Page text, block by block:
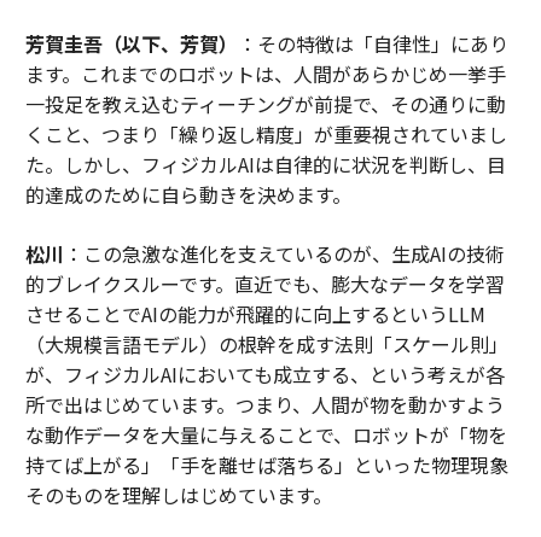
芳賀圭吾（以下、芳賀）
：その特徴は「自律性」にあり
ます。これまでのロボットは、人間があらかじめ一挙手
一投足を教え込むティーチングが前提で、その通りに動
くこと、つまり「繰り返し精度」が重要視されていまし
た。しかし、フィジカルAIは自律的に状況を判断し、目
的達成のために自ら動きを決めます。
松川 ：この急激な進化を支えているのが、生成AIの技術
的ブレイクスルーです。直近でも、膨大なデータを学習
させることでAIの能力が飛躍的に向上するというLLM
（大規模言語モデル）の根幹を成す法則「スケール則」
が、フィジカルAIにおいても成立する、という考えが各
所で出はじめています。つまり、人間が物を動かすよう
な動作データを大量に与えることで、ロボットが「物を
持てば上がる」「手を離せば落ちる」といった物理現象
そのものを理解しはじめています。